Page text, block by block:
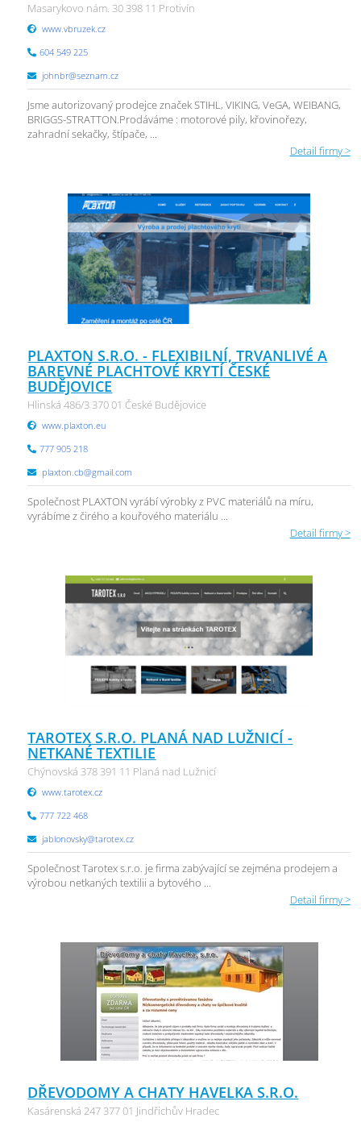
Masarykovo nám. 30 398 11 Protivín
www.vbruzek.cz
604 549 225
johnbr@seznam.cz
Jsme autorizovaný prodejce značek STIHL, VIKING, VeGA, WEIBANG,
BRIGGS-STRATTON.Prodáváme : motorové pily, křovinořezy,
zahradní sekačky, štípače, ...
Detail firmy >
PLAXTON S.R.O. - FLEXIBILNÍ, TRVANLIVÉ A
BAREVNÉ PLACHTOVÉ KRYTÍ ČESKÉ
BUDĚJOVICE
Hlinská 486/3 370 01 České Budějovice
www.plaxton.eu
777 905 218
plaxton.cb@gmail.com
Společnost PLAXTON vyrábí výrobky z PVC materiálů na míru,
vyrábíme z čirého a kouřového materiálu ...
Detail firmy >
TAROTEX S.R.O. PLANÁ NAD LUŽNICÍ -
NETKANÉ TEXTILIE
Chýnovská 378 391 11 Planá nad Lužnicí
www.tarotex.cz
777 722 468
jablonovsky@tarotex.cz
Společnost Tarotex s.r.o. je firma zabývající se zejména prodejem a
výrobou netkaných textilii a bytového ...
Detail firmy >
DŘEVODOMY A CHATY HAVELKA S.R.O.
Kasárenská 247 377 01 Jindřichův Hradec